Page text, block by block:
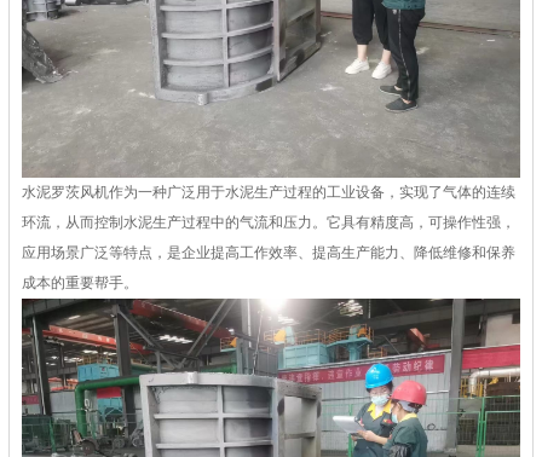
水泥罗茨风机作为一种广泛用于水泥生产过程的工业设备，实现了气体的连续
环流，从而控制水泥生产过程中的气流和压力。它具有精度高，可操作性强，
应用场景广泛等特点，是企业提高工作效率、提高生产能力、降低维修和保养
成本的重要帮手。